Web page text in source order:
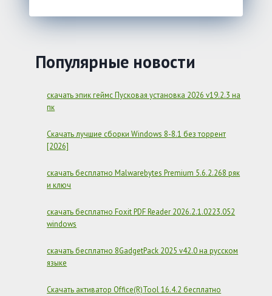
НА
–
7.0.5.38856
Популярные новости
скачать эпик геймс Пусковая установка 2026 v19.2.3 на
пк
Скачать лучшие сборки Windows 8-8.1 без торрент
[2026]
скачать бесплатно Malwarebytes Premium 5.6.2.268 ряк
и ключ
скачать бесплатно Foxit PDF Reader 2026.2.1.0223.052
windows
скачать бесплатно 8GadgetPack 2025 v42.0 на русском
языке
Скачать активатор Office(R)Tool 16.4.2 бесплатно